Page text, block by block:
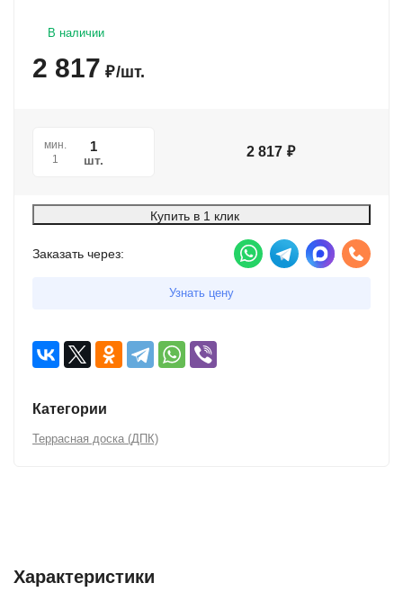
В наличии
2 817 ₽/шт.
мин.
1
шт.
2 817 ₽
Купить в 1 клик
Заказать через:
Узнать цену
Категории
Террасная доска (ДПК)
Характеристики